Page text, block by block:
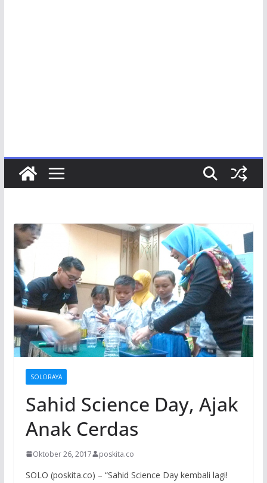
SOLORAYA
Sahid Science Day, Ajak
Anak Cerdas
Oktober 26, 2017 poskita.co
SOLO (poskita.co) – “Sahid Science Day kembali lagi!